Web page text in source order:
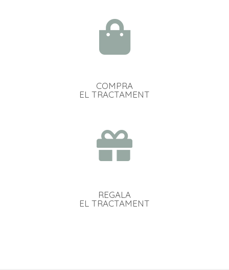
COMPRA
EL TRACTAMENT
REGALA
EL TRACTAMENT